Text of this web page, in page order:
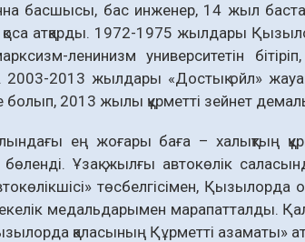
басшысы, бас инженер, 14 жыл
атқарды. 1972-1975 жыл­дары
ленинизм университетін
2013 жылдары «Достық ойл»
болып, 2013 жылы құрметті зейнет
ең жоғары баға – халықтың
Ұзақ жылғы авто­көлік
төсбел­­гісімен,
медальдарымен марапатталды.
қаласының Құрметті азаматы»